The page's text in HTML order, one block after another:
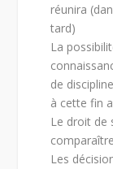
réunira
tard)
La
de
à cette fin
Le droit de
Les